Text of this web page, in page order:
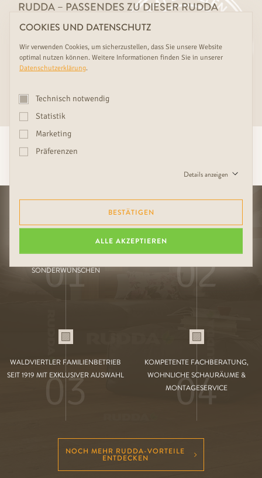
RUDDA – PASSENDES ZU DIESER RUDDA
INNENTÜR
Wandverkleidungen und Trittstufen zu diesem besonderen
Innentürmodell.
MEHR ÜBER RUDDA MIX & MATCH ERFAHREN
HOCHWERTIGE VERARBEITUNG
UND ERFÜLLUNG VON
SONDERWÜNSCHEN
01
INNENTÜREN, PARKETT & WAND
AUS DEMSELBEN HOLZ
02
WALDVIERTLER FAMILIENBETRIEB
SEIT 1919 MIT EXKLUSIVER AUSWAHL
03
KOMPETENTE FACHBERATUNG,
WOHNLICHE SCHAURÄUME &
MONTAGESERVICE
04
NOCH MEHR RUDDA-VORTEILE
ENTDECKEN
COOKIES UND DATENSCHUTZ
Wir verwenden Cookies, um sicherzustellen, dass Sie unsere Website
optimal nutzen können. Weitere Informationen finden Sie in unserer
Datenschutzerklärung.
Technisch notwendig
Statistik
Marketing
Präferenzen
Details anzeigen
BESTÄTIGEN
ALLE AKZEPTIEREN